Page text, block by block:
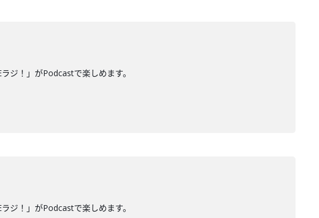
ジ！」がPodcastで楽しめます。
ジ！」がPodcastで楽しめます。